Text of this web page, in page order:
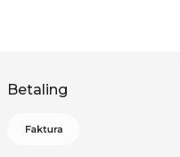
Betaling